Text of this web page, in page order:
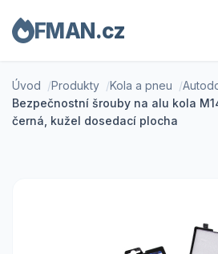
FMAN.cz
Úvod Produkty Kola a pneu
Bezpečnostní šrouby na alu kola
černá, kužel dosedací plocha